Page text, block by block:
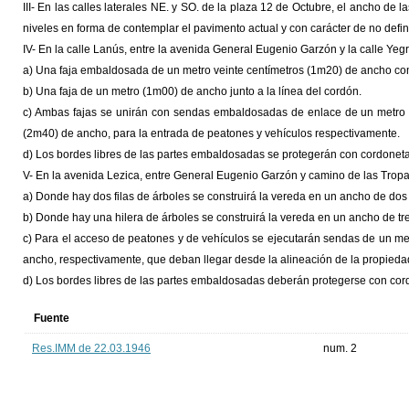
III- En las calles laterales NE. y SO. de la plaza 12 de Octubre, el ancho de
niveles en forma de contemplar el pavimento actual y con carácter de no
IV- En la calle Lanús, entre la avenida General Eugenio Garzón y la calle
a) Una faja embaldosada de un metro veinte centímetros (1m20) de ancho
b) Una faja de un metro (1m00) de ancho junto a la línea del cordón.
c) Ambas fajas se unirán con sendas embaldosadas de enlace de un
(2m40) de ancho, para la entrada de peatones y vehículos respectivamente.
d) Los bordes libres de las partes embaldosadas se protegerán con
V- En la avenida Lezica, entre General Eugenio Garzón y camino de las
a) Donde hay dos filas de árboles se construirá la vereda en un ancho de
b) Donde hay una hilera de árboles se construirá la vereda en un ancho de
c) Para el acceso de peatones y de vehículos se ejecutarán sendas de un
ancho, respectivamente, que deban llegar desde la alineación de la
d) Los bordes libres de las partes embaldosadas deberán protegerse con
Fuente
Res.IMM de 22.03.1946 num. 2